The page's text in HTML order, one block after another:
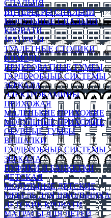
СПАЛЬНЯ
ИНТЕРЬЕРЫ СПАЛЬНИ
МОДУЛЬНЫЕ СПАЛЬНИ
КРОВАТИ
МАТРАСЫ
ТУАЛЕТНЫЕ СТОЛИКИ
КОМОДЫ
ПРИКРОВАТНЫЕ ТУМБЫ
ГАРДЕРОБНЫЕ СИСТЕМЫ
ЗЕРКАЛА
ЭЛЕКТРОКАМИНЫ
ПРИХОЖАЯ
МАЛЕНЬКИЕ ПРИХОЖИЕ
МОДУЛЬНЫЕ ПРИХОЖИЕ
ОБУВНЫЕ ТУМБЫ
ВЕШАЛКИ
ГАРДЕРОБНЫЕ СИСТЕМЫ
ЗЕРКАЛА
ПУФИКИ И БАНКЕТКИ
ДЕТСКАЯ
МОДУЛЬНЫЕ ДЕТСКИЕ
МЕБЕЛЬ ДЛЯ ШКОЛЬНИКА
ДЕТСКИЕ КРОВАТИ
МАТРАСЫ ДЛЯ ДЕТЕЙ